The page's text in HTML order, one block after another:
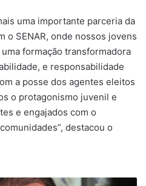
uma importante parceria da
o SENAR, onde nossos jovens
formação transformadora
e responsabilidade
a posse dos agentes eleitos
o protagonismo juvenil e
e engajados com o
destacou o